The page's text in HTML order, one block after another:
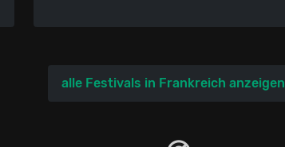
alle Festivals in Frankreich anzeigen